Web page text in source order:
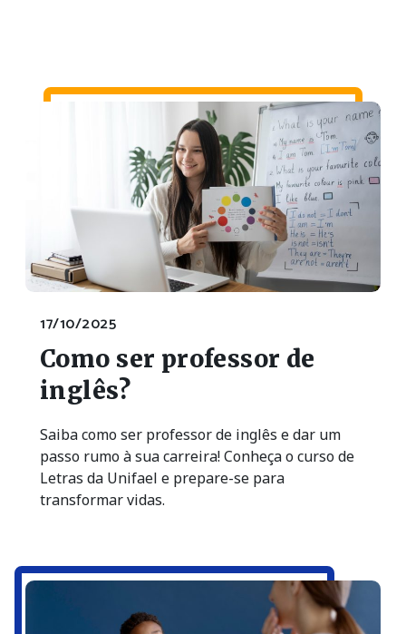
17/10/2025
Como ser professor de
inglês?
Saiba como ser professor de inglês e dar um
passo rumo à sua carreira! Conheça o curso de
Letras da Unifael e prepare-se para
transformar vidas.